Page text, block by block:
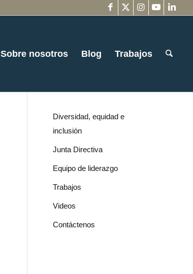
Sobre nosotros Blog Trabajos
Diversidad, equidad e
inclusión
Junta Directiva
Equipo de liderazgo
Trabajos
Videos
Contáctenos